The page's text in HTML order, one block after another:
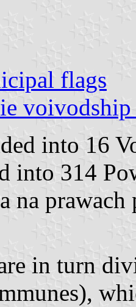
flags
into 16
into 314
na
in turn